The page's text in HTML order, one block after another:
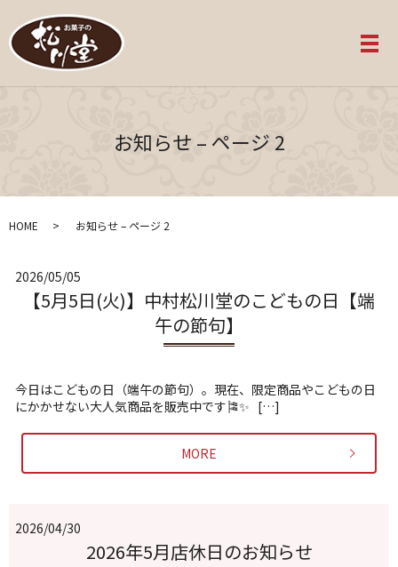
メ
お知らせ – ページ 2
HOME お知らせ – ページ 2
2026/05/05
【5月5日(火)】中村松川堂のこどもの日【端
午の節句】
今日はこどもの日（端午の節句）。現在、限定商品やこどもの日
にかかせない大人気商品を販売中です🎏✨ […]
MORE
2026/04/30
2026年5月店休日のお知らせ